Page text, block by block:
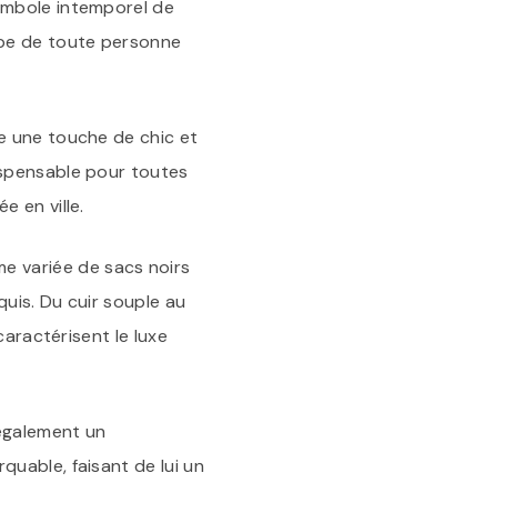
intemporel de
de toute personne
une touche de chic et
pour toutes
en ville.
variée de sacs noirs
Du cuir souple au
le luxe
un
faisant de lui un